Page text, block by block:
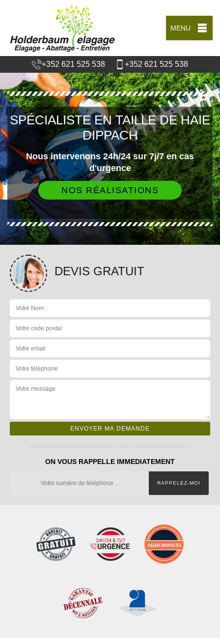
MENU
+352 621 525 538 +352 621 525 538
SPÉCIALISTE EN TAILLE DE HAIE
DIPPACH
Nous intervenons 24h/24 sur 7j/7 en cas
d'urgence
NOS RÉALISATIONS
DEVIS GRATUIT
ON VOUS RAPPELLE IMMEDIATEMENT